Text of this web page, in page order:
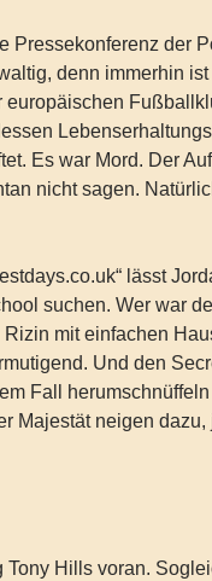
Pressekonferenz der
denn immerhin
europäischen
Es war Mord. Der
nicht sagen.
lässt
suchen. Wer war
mit einfachen
Und den
Fall
Majestät neigen
Hills voran.